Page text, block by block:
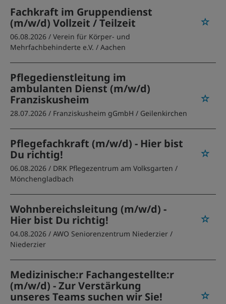
Fachkraft im Gruppendienst
(m/w/d) Vollzeit / Teilzeit
06.08.2026 / Verein für Körper- und
Mehrfachbehinderte e.V. / Aachen
Pflegedienstleitung im
ambulanten Dienst (m/w/d)
Franziskusheim
28.07.2026 / Franziskusheim gGmbH / Geilenkirchen
Pflegefachkraft (m/w/d) - Hier bist
Du richtig!
06.08.2026 / DRK Pflegezentrum am Volksgarten /
Mönchengladbach
Wohnbereichsleitung (m/w/d) -
Hier bist Du richtig!
04.08.2026 / AWO Seniorenzentrum Niederzier /
Niederzier
Medizinische:r Fachangestellte:r
(m/w/d) - Zur Verstärkung
unseres Teams suchen wir Sie!